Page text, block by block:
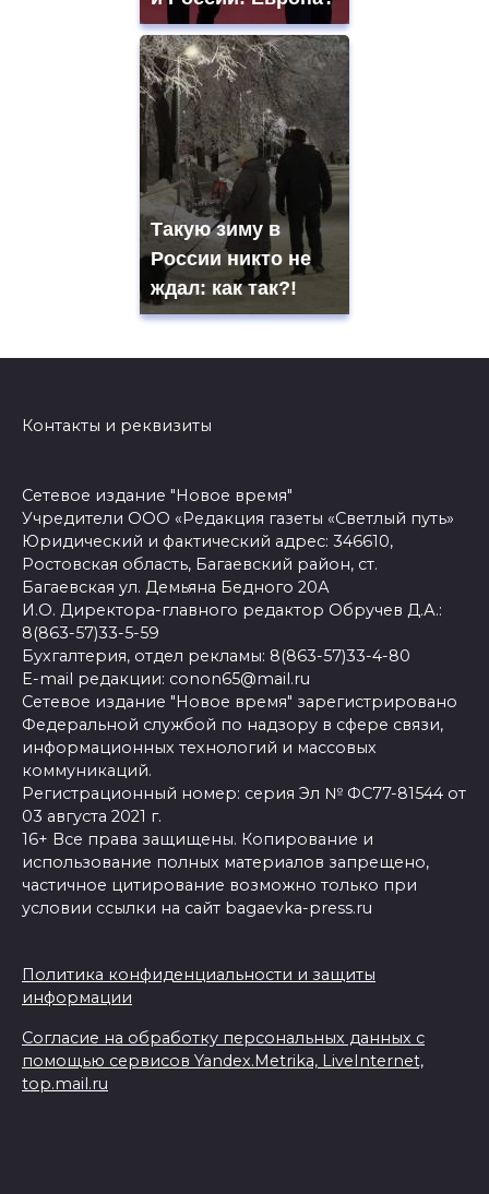
Такую зиму в
России никто не
ждал: как так?!
Контакты и реквизиты
Сетевое издание "Новое время"
Учредители ООО «Редакция газеты «Светлый путь»
Юридический и фактический адрес: 346610,
Ростовская область, Багаевский район, ст.
Багаевская ул. Демьяна Бедного 20А
И.О. Директора-главного редактор Обручев Д.А.:
8(863-57)33-5-59
Бухгалтерия, отдел рекламы: 8(863-57)33-4-80
E-mail редакции: conon65@mail.ru
Сетевое издание "Новое время" зарегистрировано
Федеральной службой по надзору в сфере связи,
информационных технологий и массовых
коммуникаций.
Регистрационный номер: серия Эл № ФС77-81544 от
03 августа 2021 г.
16+ Все права защищены. Копирование и
использование полных материалов запрещено,
частичное цитирование возможно только при
условии ссылки на сайт bagaevka-press.ru
Политика конфиденциальности и защиты
информации
Согласие на обработку персональных данных с
помощью сервисов Yandex.Metrika, LiveInternet,
top.mail.ru